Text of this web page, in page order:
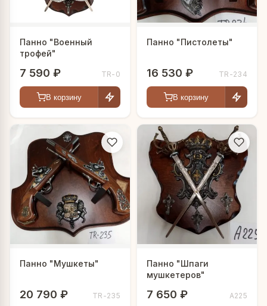
Панно "Военный
трофей"
7 590 ₽ TR-0
В корзину
Панно "Пистолеты"
16 530 ₽ TR-234
В корзину
Панно "Мушкеты"
20 790 ₽ TR-235
Панно "Шпаги
мушкетеров"
7 650 ₽ A225